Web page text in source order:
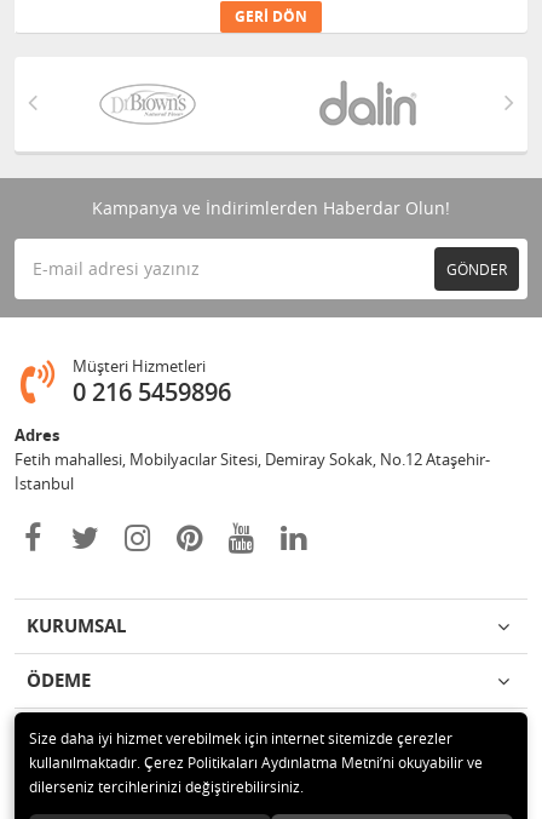
GERI DÖN
Kampanya ve İndirimlerden Haberdar Olun!
GÖNDER
Müşteri Hizmetleri
0 216 5459896
Adres
Fetih mahallesi, Mobilyacılar Sitesi, Demiray Sokak, No.12 Ataşehir-
İstanbul
KURUMSAL
ÖDEME
İLETİŞİM
© 2020 Leylek Mağazacılık Hizmetleri Ltd. Şti. Tüm hakları saklıdır.
Size daha iyi hizmet verebilmek için internet sitemizde çerezler
kullanılmaktadır. Çerez Politikaları Aydınlatma Metni’ni okuyabilir ve
dilerseniz tercihlerinizi değiştirebilirsiniz.